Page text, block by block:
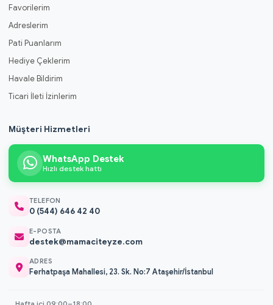
Favorilerim
Adreslerim
Pati Puanlarım
Hediye Çeklerim
Havale Bildirim
Ticari İleti İzinlerim
Müşteri Hizmetleri
WhatsApp Destek
Hızlı destek hattı
TELEFON
0 (544) 646 42 40
E-POSTA
destek@mamaciteyze.com
ADRES
Ferhatpaşa Mahallesi, 23. Sk. No:7 Ataşehir/İstanbul